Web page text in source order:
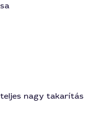
teljes nagy takarítás